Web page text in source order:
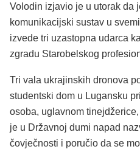
Volodin izjavio je u utorak da
komunikacijski sustav u
izvede tri uzastopna udarca
zgradu Starobelskog
Tri vala ukrajinskih dronova
studentski dom u Lugansku
osoba, uglavnom
je u Državnoj dumi napad
čovječnosti i poručio da se